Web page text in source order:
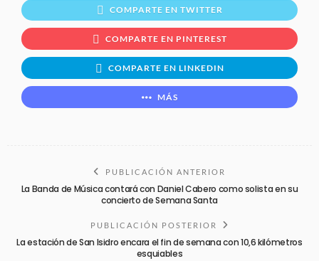
COMPARTE EN TWITTER
COMPARTE EN PINTEREST
COMPARTE EN LINKEDIN
MÁS
PUBLICACIÓN ANTERIOR
La Banda de Música contará con Daniel Cabero como solista en su
concierto de Semana Santa
PUBLICACIÓN POSTERIOR
La estación de San Isidro encara el fin de semana con 10,6 kilómetros
esquiables